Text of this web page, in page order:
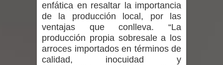
ministra de Salud por dejar fuera a
Linares: “No dará la cara”
Seremi de Desarrollo Social y Familia
enfática en resaltar la importancia
de la producción local, por las
ventajas que conlleva. “La
producción propia sobresale a los
arroces importados en términos de
calidad, inocuidad y